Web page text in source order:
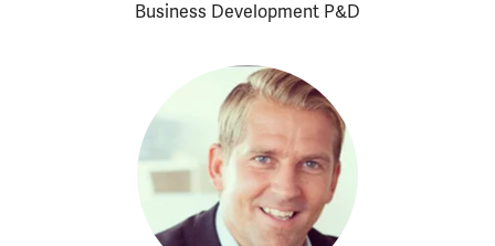
Business Development P&D